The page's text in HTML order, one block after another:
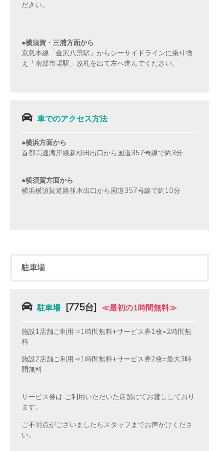
ださい。
●横須賀・三浦方面から
京急本線「金沢八景駅」からシーサイドラインに乗り換
え「南部市場駅」改札を出て左へ進んでください。
車でのアクセス方法
●横浜方面から
首都高速湾岸線新杉田出口から国道357号線で約3分
●横須賀方面から
横浜横須賀道路並木出口から国道357号線で約10分
駐車場
駐車場 [775台] ≪最初の1時間無料≫
施設1店舗ご利用⇒1時間無料+サービス券1枚=2時間無
料
施設2店舗ご利用⇒1時間無料+サービス券2枚=最大3時
間無料
サービス券は ご利用いただいた店舗にてお渡ししており
ます。
ご不明点がございましたらスタッフまでお声がけくださ
い。